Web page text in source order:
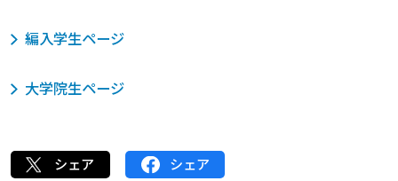
編入学生ページ
大学院生ページ
シェア シェア